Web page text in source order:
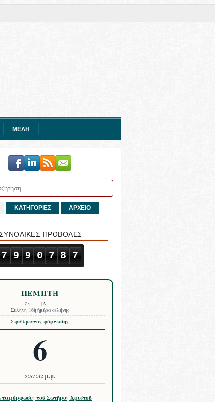
ΜΕΛΗ
ΚΑΤΗΓΟΡΙΕΣ ΑΡΧΕΙΟ
ΣΥΝΟΛΙΚΕΣ ΠΡΟΒΟΛΕΣ
7 9 9 0 7 8 7
ΠΕΜΠΤΗ
Ἀν.--:--| Δ.--:--
Σελήνη: 16ὴ ἡμέρα σελήνης
Σφάλματος φόρτωσης
6
5:57:33 μ.μ.
τοῦ Σωτῆρος Χριστοῦ